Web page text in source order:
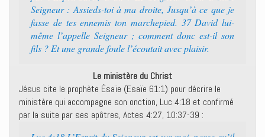
Seigneur : Assieds-toi à ma droite, Jusqu’à ce que je
fasse de tes ennemis ton marchepied. 37 David lui-
même l’appelle Seigneur ; comment donc est-il son
fils ? Et une grande foule l’écoutait avec plaisir.
Le ministère du Christ
Jésus cite le prophète Ésaïe (Esaïe 61:1) pour décrire le
ministère qui accompagne son onction, Luc 4:18 et confirmé
par la suite par ses apôtres, Actes 4:27, 10:37-39 :